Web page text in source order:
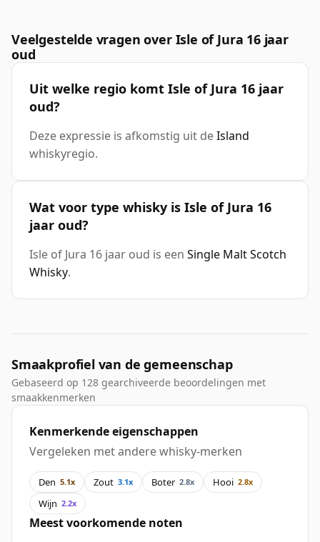
Veelgestelde vragen over Isle of Jura 16 jaar
oud
Uit welke regio komt Isle of Jura 16 jaar
oud?
Deze expressie is afkomstig uit deIsland
whiskyregio.
Wat voor type whisky is Isle of Jura 16
jaar oud?
Isle of Jura 16 jaar oud is een Single Malt Scotch
Whisky.
Smaakprofiel van de gemeenschap
Gebaseerd op 128 gearchiveerde beoordelingen met
smaakkenmerken
Kenmerkende eigenschappen
Vergeleken met andere whisky-merken
Den 5.1x Zout 3.1x Boter 2.8x Hooi 2.8x
Wijn 2.2x
Meest voorkomende noten